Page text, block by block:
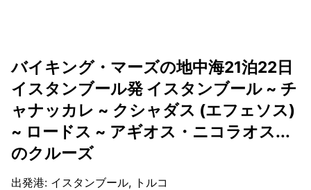
バイキング・マーズの地中海21泊22日
イスタンブール発 イスタンブール ~ チ
ャナッカレ ~ クシャダス (エフェソス)
~ ロードス ~ アギオス・ニコラオス...
のクルーズ
出発港: イスタンブール, トルコ